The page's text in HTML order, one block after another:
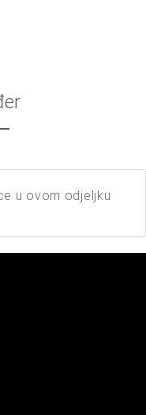
u ovom odjeljku